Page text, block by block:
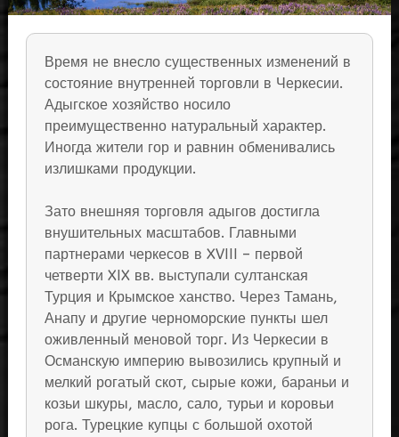
Время не внесло существенных изменений в
состояние внутренней торговли в Черкесии.
Адыгское хозяйство носило
преимущественно натуральный характер.
Иногда жители гор и равнин обменивались
излишками продукции.
Зато внешняя торговля адыгов достигла
внушительных масштабов. Главными
партнерами черкесов в XVIII – первой
четверти XIX вв. выступали султанская
Турция и Крымское ханство. Через Тамань,
Анапу и другие черноморские пункты шел
оживленный меновой торг. Из Черкесии в
Османскую империю вывозились крупный и
мелкий рогатый скот, сырые кожи, бараньи и
козьи шкуры, масло, сало, турьи и коровьи
рога. Турецкие купцы с большой охотой